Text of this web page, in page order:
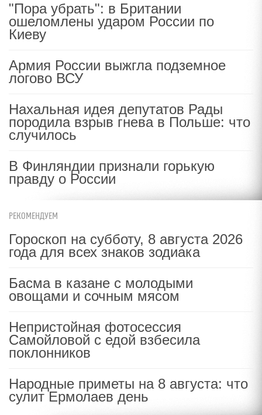
"Пора убрать": в Британии
ошеломлены ударом России по
Киеву
Армия России выжгла подземное
логово ВСУ
Нахальная идея депутатов Рады
породила взрыв гнева в Польше: что
случилось
В Финляндии признали горькую
правду о России
РЕКОМЕНДУЕМ
Гороскоп на субботу, 8 августа 2026
года для всех знаков зодиака
Басма в казане с молодыми
овощами и сочным мясом
Непристойная фотосессия
Самойловой с едой взбесила
поклонников
Народные приметы на 8 августа: что
сулит Ермолаев день